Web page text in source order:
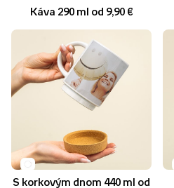
Káva 290 ml od 9,90 €
S korkovým dnom 440 ml od